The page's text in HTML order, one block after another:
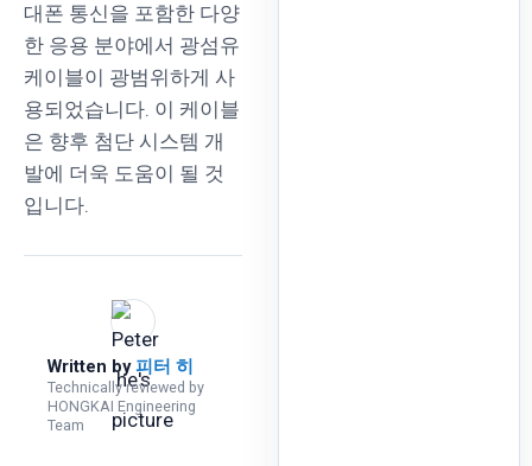
대폰 통신을 포함한 다양
한 응용 분야에서 광섬유
케이블이 광범위하게 사
용되었습니다. 이 케이블
은 향후 첨단 시스템 개
발에 더욱 도움이 될 것
입니다.
Written by피터 히
Technically reviewed by
HONGKAI Engineering
Team